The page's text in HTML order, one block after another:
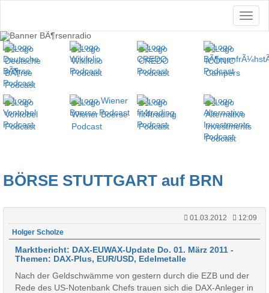
BÖRSE STUTTGART auf BRN
01.03.2012
12:09
Holger Scholze
Marktbericht: DAX-EUWAX-Update Do. 01. März 2011 -
Themen: DAX-Plus, EUR/USD, Edelmetalle
Nach der Geldschwämme von gestern durch die EZB und der
Rede des US-Notenbank Chefs trauen sich die DAX-Anleger in